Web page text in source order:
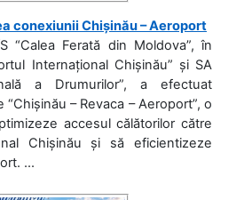
conexiunii Chișinău – Aeroport
“Calea Ferată din Moldova”, în
Internațional Chișinău” și SA
a Drumurilor”, a efectuat
– Revaca – Aeroport”, o
accesul călătorilor către
Chișinău și să eficientizeze
...